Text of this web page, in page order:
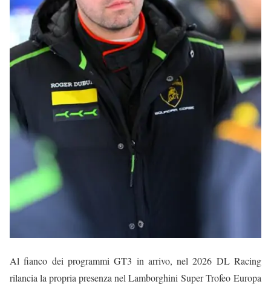
Al fianco dei programmi GT3 in arrivo, nel 2026 DL Racing
rilancia la propria presenza nel Lamborghini Super Trofeo Europa